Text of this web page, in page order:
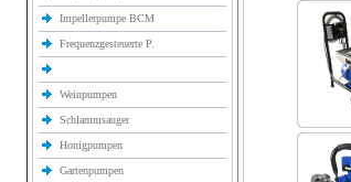
Impellerpumpe BCM
Frequenzgesteuerte P.
Weinpumpen
Schlammsauger
Honigpumpen
Gartenpumpen